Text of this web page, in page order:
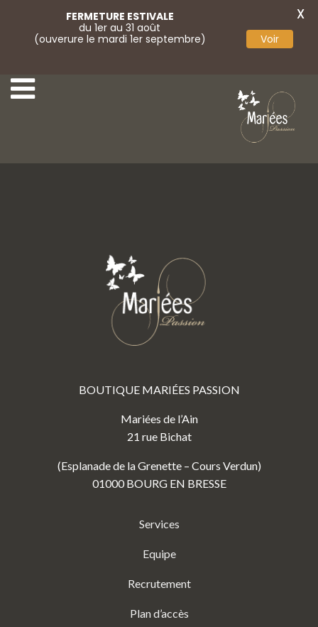
BOUTIQUE MARIÉES PASSION
Mariées de l’Ain
21 rue Bichat
(Esplanade de la Grenette – Cours Verdun)
01000 BOURG EN BRESSE
Services
Equipe
Recrutement
Plan d’accès
FERMETURE ESTIVALE
du 1er au 31 août
(ouverure le mardi 1er septembre)
Voir
X